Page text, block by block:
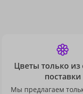
Цветы только из
поставки
Мы предлагаем